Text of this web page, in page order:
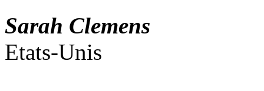
Sarah Clemens
Etats-Unis